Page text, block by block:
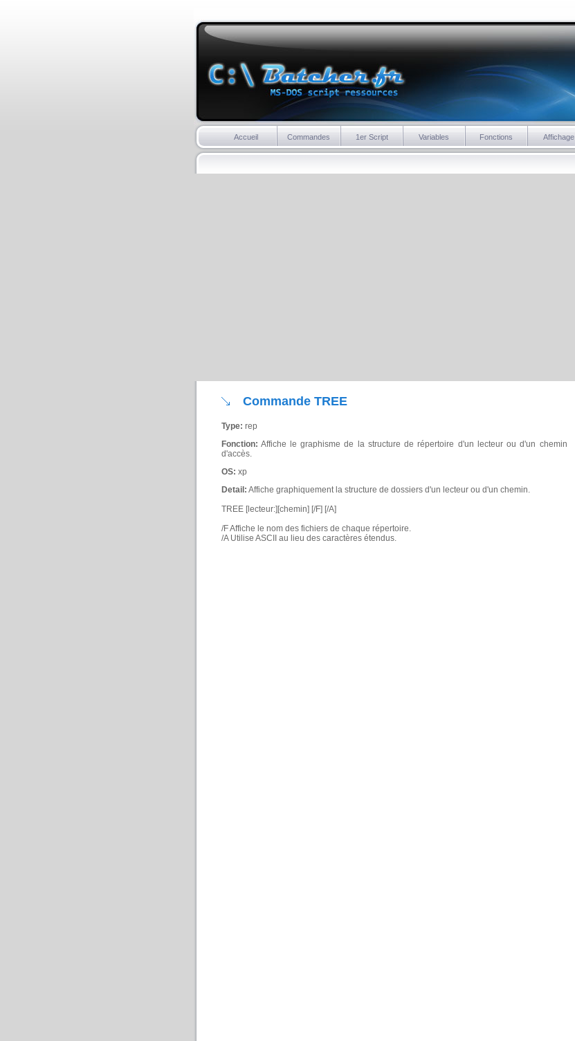
Accueil Commandes 1er Script Variables Fonctions Affichage
Commande TREE
Type: rep
Fonction: Affiche le graphisme de la structure de répertoire d'un lecteur ou d'un chemin
d'accès.
OS: xp
Detail: Affiche graphiquement la structure de dossiers d'un lecteur ou d'un chemin.
TREE [lecteur:][chemin] [/F] [/A]
/F Affiche le nom des fichiers de chaque répertoire.
/A Utilise ASCII au lieu des caractères étendus.